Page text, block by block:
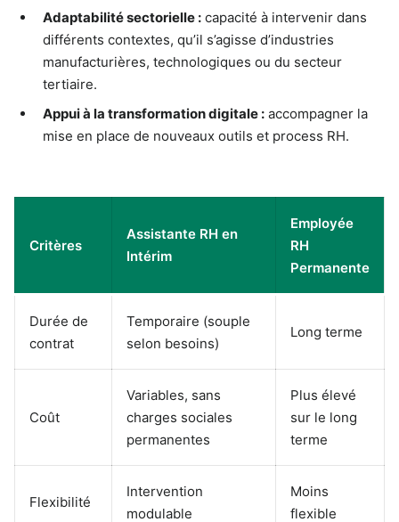
Adaptabilité sectorielle : capacité à intervenir dans
différents contextes, qu’il s’agisse d’industries
manufacturières, technologiques ou du secteur
tertiaire.
Appui à la transformation digitale : accompagner la
mise en place de nouveaux outils et process RH.
Critères
Assistante RH en
Intérim
Employée
RH
Permanente
Durée de
contrat
Temporaire (souple
selon besoins)
Long terme
Coût
Variables, sans
charges sociales
permanentes
Plus élevé
sur le long
terme
Flexibilité
Intervention
modulable
Moins
flexible